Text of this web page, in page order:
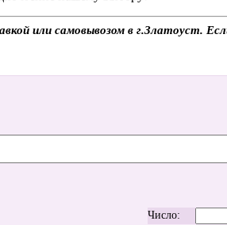
или самовывозом в г.Златоуст.
Число: